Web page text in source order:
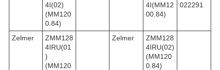
4I(02)
(MM120
0.84)
4I(MM12
00.84)
022291
Zelmer
ZMM128
4IRU(01
)
(MM120
Zelmer
ZMM128
4IRU(02)
(MM120
0.84)